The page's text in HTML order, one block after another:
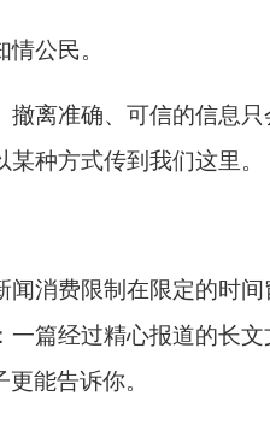
公民。
离准确、可信的信息只
种方式传到我们这里。
消费限制在限定的时间
一篇经过精心报道的长文
能告诉你。